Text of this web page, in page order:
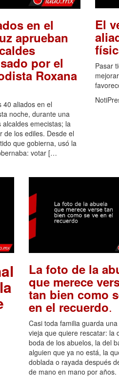
en el
aprueban
por el
Roxana
40 aliados en el
noche, durante una
emecistas; la
de los ediles. Desde el
que gobierna, usó la
votar […
El
Pasar
La foto de la
que merece
tan bien como
en el recuerdo.
Casi toda familia guarda una
vieja que quiere rescatar: la
boda de los abuelos, la del
alguien que ya no está, la
doblada o rayada después
de mano en mano por años.